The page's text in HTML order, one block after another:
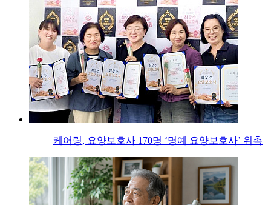
케어링, 요양보호사 170명 ‘명예 요양보호사’ 위촉